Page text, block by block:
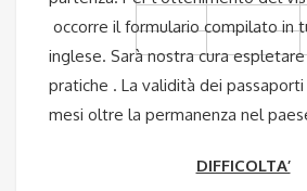
occorre il formulario compilato in
inglese. Sarà nostra cura
pratiche . La validità dei
mesi oltre la permanenza nel
DIFFICOLTA’